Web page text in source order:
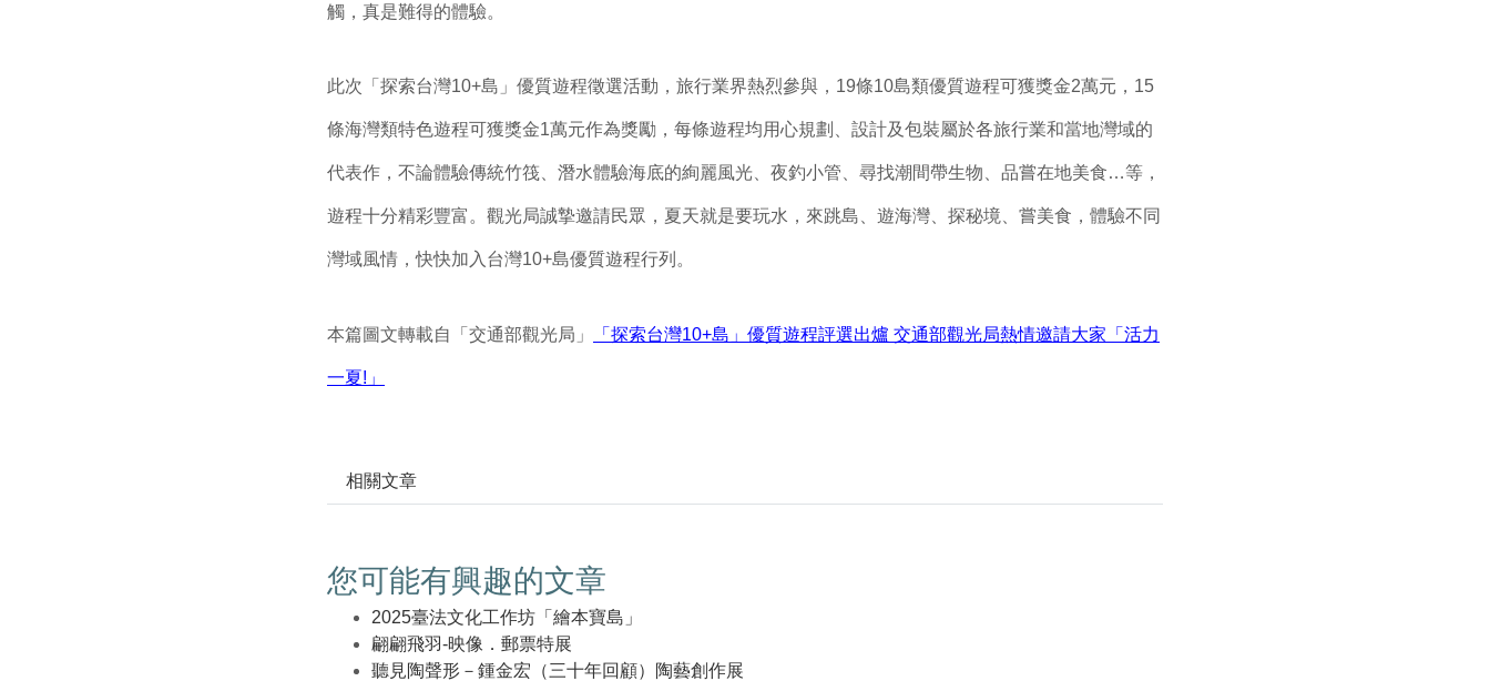
觸，真是難得的體驗。
此次「探索台灣10+島」優質遊程徵選活動，旅行業界熱烈參與，19條10島類優質遊程可獲獎金2萬元，15
條海灣類特色遊程可獲獎金1萬元作為獎勵，每條遊程均用心規劃、設計及包裝屬於各旅行業和當地灣域的
代表作，不論體驗傳統竹筏、潛水體驗海底的絢麗風光、夜釣小管、尋找潮間帶生物、品嘗在地美食…等，
遊程十分精彩豐富。觀光局誠摯邀請民眾，夏天就是要玩水，來跳島、遊海灣、探秘境、嘗美食，體驗不同
灣域風情，快快加入台灣10+島優質遊程行列。
本篇圖文轉載自「交通部觀光局」 「探索台灣10+島」優質遊程評選出爐 交通部觀光局熱情邀請大家「活力
一夏!」
相關文章
您可能有興趣的文章
2025臺法文化工作坊「繪本寶島」
翩翩飛羽-映像．郵票特展
聽見陶聲形－鍾金宏（三十年回顧）陶藝創作展